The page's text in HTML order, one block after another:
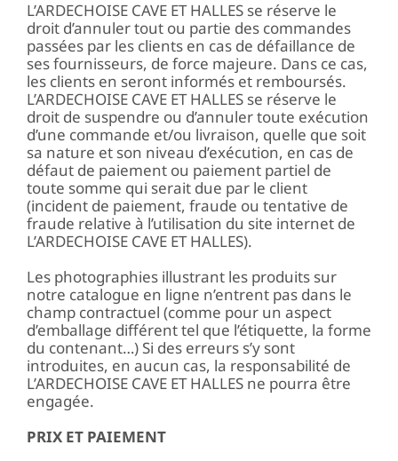
L’ARDECHOISE CAVE ET HALLES se réserve le
droit d’annuler tout ou partie des commandes
passées par les clients en cas de défaillance de
ses fournisseurs, de force majeure. Dans ce cas,
les clients en seront informés et remboursés.
L’ARDECHOISE CAVE ET HALLES se réserve le
droit de suspendre ou d’annuler toute exécution
d’une commande et/ou livraison, quelle que soit
sa nature et son niveau d’exécution, en cas de
défaut de paiement ou paiement partiel de
toute somme qui serait due par le client
(incident de paiement, fraude ou tentative de
fraude relative à l’utilisation du site internet de
L’ARDECHOISE CAVE ET HALLES).
Les photographies illustrant les produits sur
notre catalogue en ligne n’entrent pas dans le
champ contractuel (comme pour un aspect
d’emballage différent tel que l’étiquette, la forme
du contenant…) Si des erreurs s’y sont
introduites, en aucun cas, la responsabilité de
L’ARDECHOISE CAVE ET HALLES ne pourra être
engagée.
PRIX ET PAIEMENT